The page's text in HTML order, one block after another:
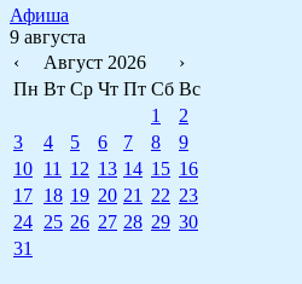
Афиша
9 августа
‹
Август 2026
›
Пн Вт Ср Чт Пт Сб Вс
1
2
3
4 5 6 7 8
9
10 11 12 13 14 15 16
17 18 19 20 21 22 23
24 25 26 27 28 29 30
31